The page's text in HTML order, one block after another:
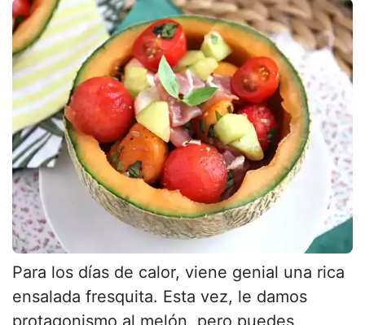
Para los días de calor, viene genial una rica
ensalada fresquita. Esta vez, le damos
protagonismo al melón, pero puedes